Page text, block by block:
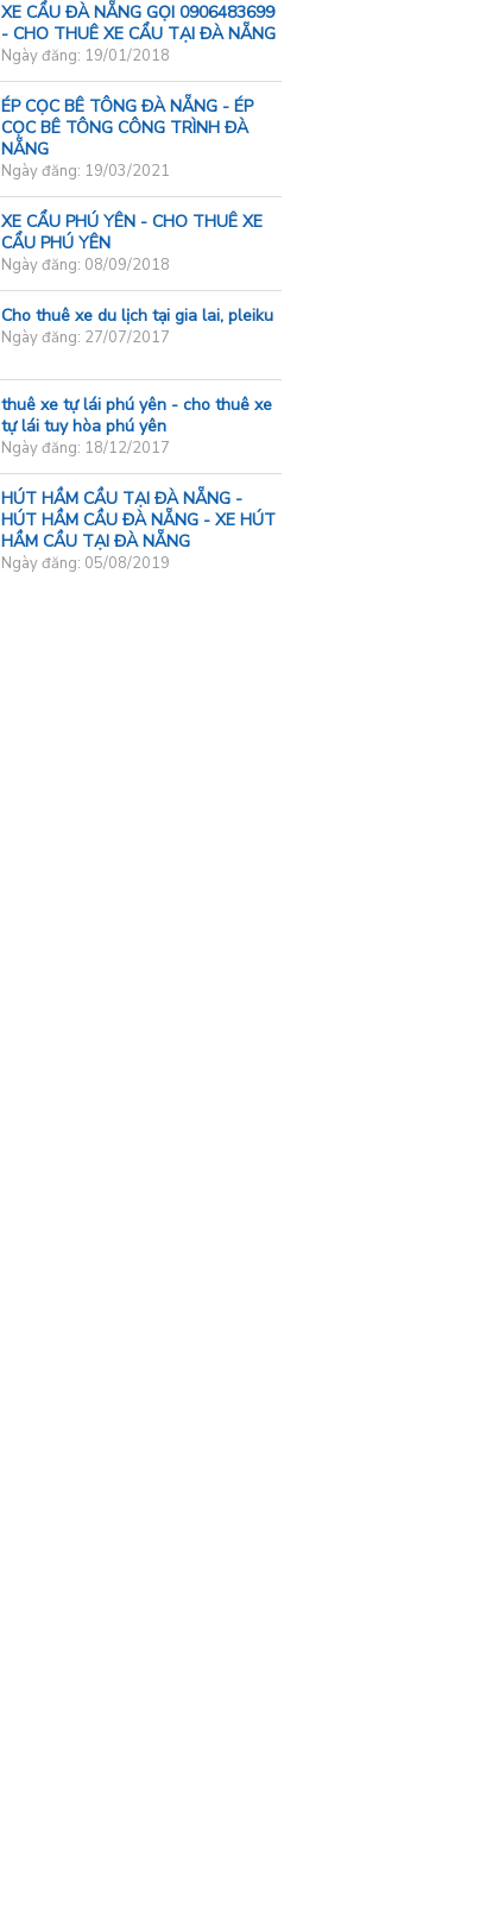
XE CẨU ĐÀ NẴNG GỌI 0906483699
- CHO THUÊ XE CẨU TẠI ĐÀ NẴNG
Ngày đăng: 19/01/2018
ÉP CỌC BÊ TÔNG ĐÀ NẴNG - ÉP
CỌC BÊ TÔNG CÔNG TRÌNH ĐÀ
NẴNG
Ngày đăng: 19/03/2021
XE CẨU PHÚ YÊN - CHO THUÊ XE
CẨU PHÚ YÊN
Ngày đăng: 08/09/2018
Cho thuê xe du lịch tại gia lai, pleiku
Ngày đăng: 27/07/2017
thuê xe tự lái phú yên - cho thuê xe
tự lái tuy hòa phú yên
Ngày đăng: 18/12/2017
HÚT HẦM CẦU TẠI ĐÀ NẴNG -
HÚT HẦM CẦU ĐÀ NẴNG - XE HÚT
HẦM CẦU TẠI ĐÀ NẴNG
Ngày đăng: 05/08/2019